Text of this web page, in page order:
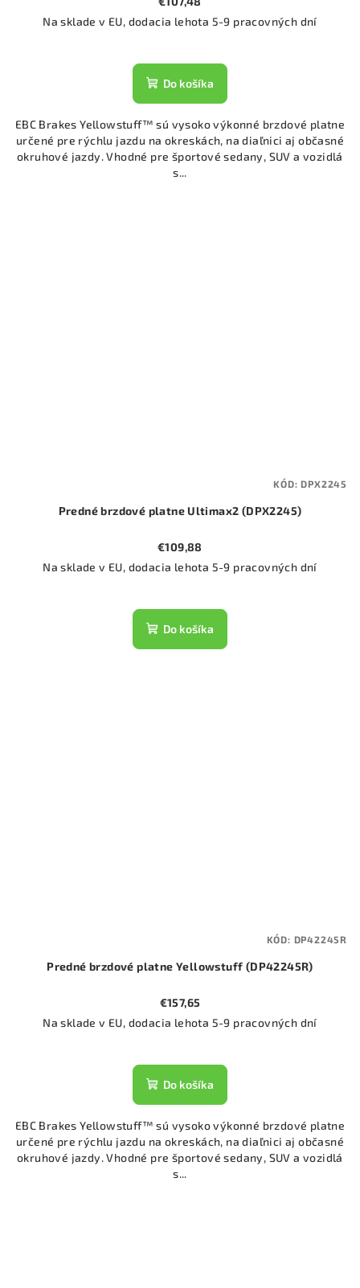
Na sklade v EU, dodacia lehota 5-9 pracovných dní
Do košíka
EBC Brakes Yellowstuff™ sú vysoko výkonné brzdové platne
určené pre rýchlu jazdu na okreskách, na diaľnici aj občasné
okruhové jazdy. Vhodné pre športové sedany, SUV a vozidlá
s...
Predné brzdové platne Ultimax2 (DPX2245)
€109,88
Na sklade v EU, dodacia lehota 5-9 pracovných dní
Do košíka
KÓD:DPX2245
Predné brzdové platne Yellowstuff (DP42245R)
€157,65
Na sklade v EU, dodacia lehota 5-9 pracovných dní
Do košíka
EBC Brakes Yellowstuff™ sú vysoko výkonné brzdové platne
určené pre rýchlu jazdu na okreskách, na diaľnici aj občasné
okruhové jazdy. Vhodné pre športové sedany, SUV a vozidlá
s...
KÓD: DP42245R